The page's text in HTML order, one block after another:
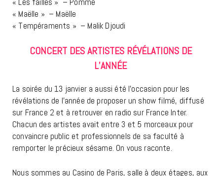
« Maëlle » – Maëlle
« Tempéraments » – Malik Djoudi
CONCERT DES ARTISTES RÉVÉLATIONS DE
L’ANNÉE
La soirée du 13 janvier a aussi été l’occasion pour les
révélations de l’année de proposer un show filmé, diffusé
sur France 2 et à retrouver en radio sur France Inter.
Chacun des artistes avait entre 3 et 5 morceaux pour
convaincre public et professionnels de sa faculté à
remporter le précieux sésame. On vous raconte.
Nous sommes au Casino de Paris, salle à deux étages, aux